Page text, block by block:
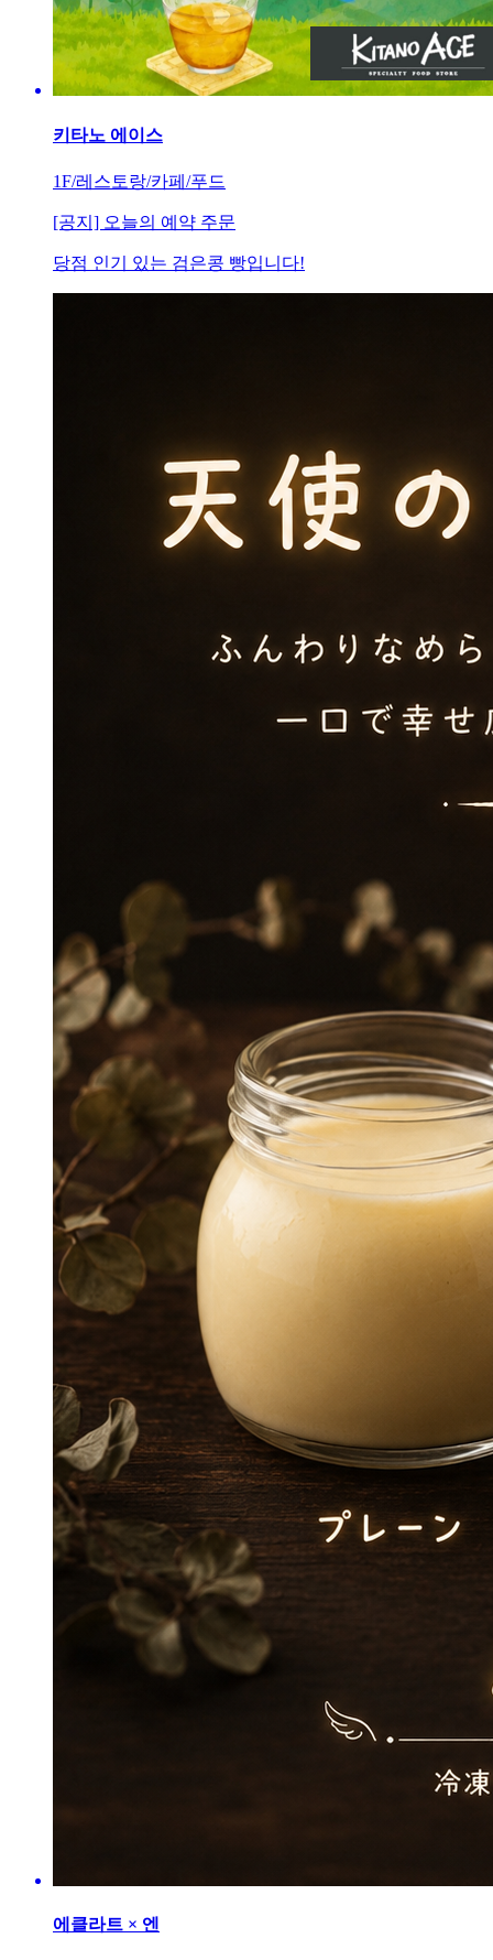
키타노 에이스
1F/레스토랑/카페/푸드
[공지] 오늘의 예약 주문
당점 인기 있는 검은콩 빵입니다!
에클라트 × 엔